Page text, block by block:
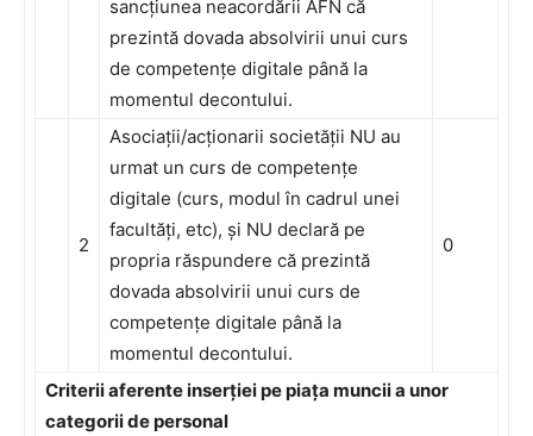
sancțiunea neacordării AFN că
prezintă dovada absolvirii unui curs
de competențe digitale până la
momentul decontului.
2
Asociații/acționarii societății NU au
urmat un curs de competențe
digitale (curs, modul în cadrul unei
facultăți, etc), și NU declară pe
propria răspundere că prezintă
dovada absolvirii unui curs de
competențe digitale până la
momentul decontului.
0
Criterii aferente inserției pe piața muncii a unor
categorii de personal